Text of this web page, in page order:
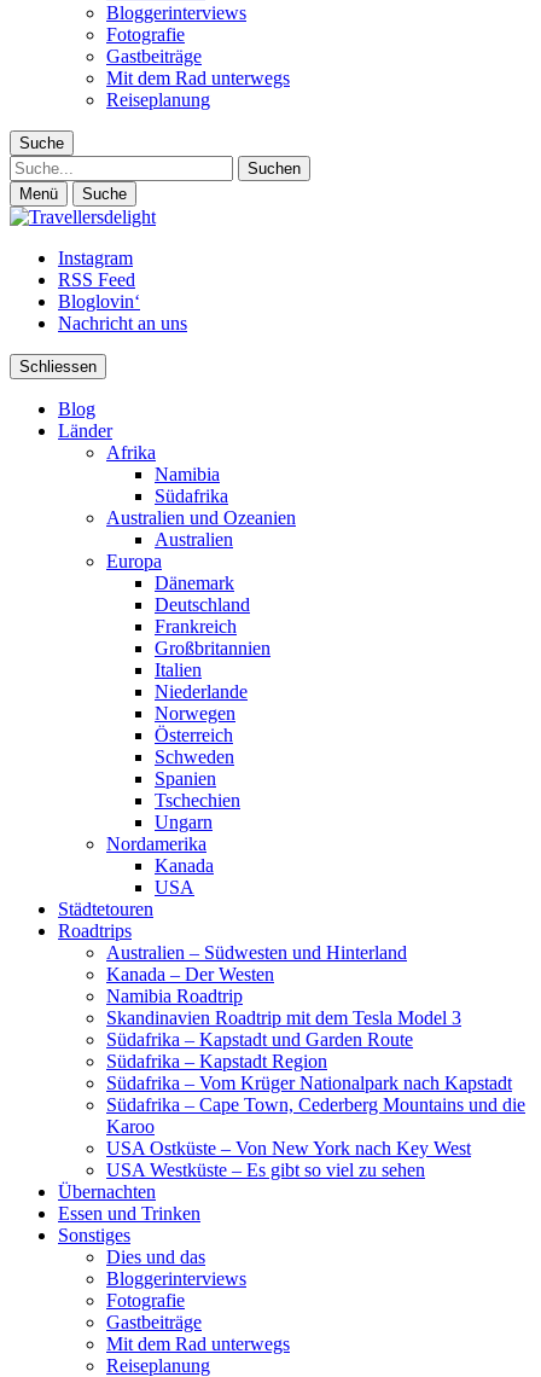
Bloggerinterviews
Fotografie
Gastbeiträge
Mit dem Rad unterwegs
Reiseplanung
Suche
Suche
Menü Suche
Instagram
RSS Feed
Bloglovin‘
Nachricht an uns
Schliessen
Blog
Länder
Afrika
Namibia
Südafrika
Australien und Ozeanien
Australien
Europa
Dänemark
Deutschland
Frankreich
Großbritannien
Italien
Niederlande
Norwegen
Österreich
Schweden
Spanien
Tschechien
Ungarn
Nordamerika
Kanada
USA
Städtetouren
Roadtrips
Australien – Südwesten und Hinterland
Kanada – Der Westen
Namibia Roadtrip
Skandinavien Roadtrip mit dem Tesla Model 3
Südafrika – Kapstadt und Garden Route
Südafrika – Kapstadt Region
Südafrika – Vom Krüger Nationalpark nach Kapstadt
Südafrika – Cape Town, Cederberg Mountains und die
Karoo
USA Ostküste – Von New York nach Key West
USA Westküste – Es gibt so viel zu sehen
Übernachten
Essen und Trinken
Sonstiges
Dies und das
Bloggerinterviews
Fotografie
Gastbeiträge
Mit dem Rad unterwegs
Reiseplanung